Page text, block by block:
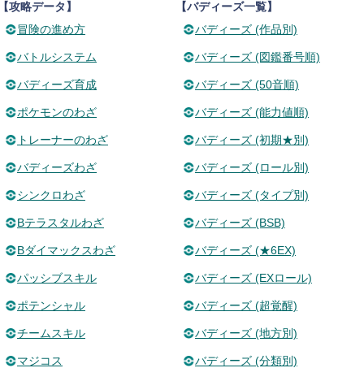
攻略データ】
冒険の進め方
バトルシステム
バディーズ育成
ポケモンのわざ
トレーナーのわざ
バディーズわざ
シンクロわざ
Bテラスタルわざ
Bダイマックスわざ
パッシブスキル
ポテンシャル
チームスキル
マジコス
【バディーズ一覧】
バディーズ (作品別)
バディーズ (図鑑番号順)
バディーズ (50音順)
バディーズ (能力値順)
バディーズ (初期★別)
バディーズ (ロール別)
バディーズ (タイプ別)
バディーズ (BSB)
バディーズ (★6EX)
バディーズ (EXロール)
バディーズ (超覚醒)
バディーズ (地方別)
バディーズ (分類別)